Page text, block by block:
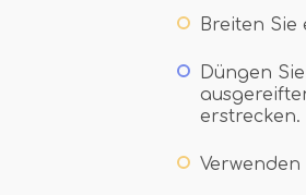
Breiten
Düngen
erstrecken.